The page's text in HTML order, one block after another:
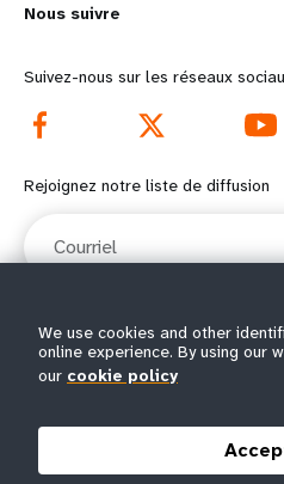
o
r
e
f
o
t
e
m
d
o
t
e
r
m
e
Nous suivre
Suivez-nous sur les réseaux
Rejoignez notre liste de diffusion
© Tous droits
We use cookies and other
online experience. By using our
our cookie policy